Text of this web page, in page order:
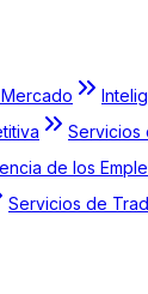
Servicios
de los
Servicios de